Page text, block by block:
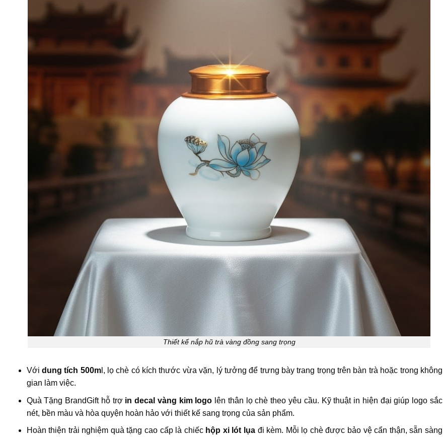
Thiết kế nắp hũ trà vàng đồng sang trọng
Với dung tích 500ml, lọ chè có kích thước vừa vặn, lý tưởng để trưng bày trang trọng trên bàn trà hoặc trong không
gian làm việc.
Quà Tặng BrandGift hỗ trợ in decal vàng kim logo lên thân lọ chè theo yêu cầu. Kỹ thuật in hiện đại giúp logo sắc
nét, bền màu và hòa quyện hoàn hảo với thiết kế sang trọng của sản phẩm.
Hoàn thiện trải nghiệm quà tặng cao cấp là chiếc hộp xi lót lụa đi kèm. Mỗi lọ chè được bảo vệ cẩn thận, sẵn sàng